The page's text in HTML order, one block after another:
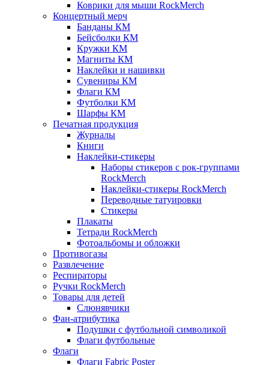
Коврики для мыши RockMerch
Концертный мерч
Банданы КМ
Бейсболки КМ
Кружки КМ
Магниты КМ
Наклейки и нашивки
Сувениры КМ
Флаги КМ
Футболки КМ
Шарфы КМ
Печатная продукция
Журналы
Книги
Наклейки-стикеры
Наборы стикеров с рок-группами
RockMerch
Наклейки-стикеры RockMerch
Переводные татуировки
Стикеры
Плакаты
Тетради RockMerch
Фотоальбомы и обложки
Противогазы
Развлечение
Респираторы
Ручки RockMerch
Товары для детей
Слюнявчики
Фан-атрибутика
Подушки с футбольной символикой
Флаги футбольные
Флаги
Флаги Fabric Poster